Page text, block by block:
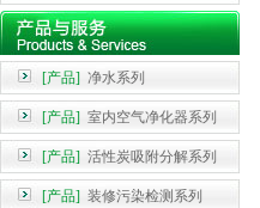
[产品] 净水系列
[产品] 室内空气净化器系列
[产品] 活性炭吸附分解系列
[产品] 装修污染检测系列